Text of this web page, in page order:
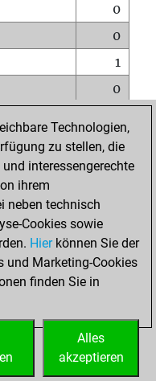
0
0
1
0
0
0
0
Technologien,
zu stellen, die
interessengerechte
ihrem
neben technisch
Cookies sowie
Hierkönnen Sie der
und Marketing-Cookies
finden Sie in
Alles
akzeptieren